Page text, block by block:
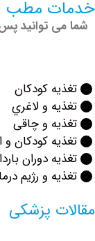
مطب دکتر
توانید پس از
کودکان
و لاغري
و چاقی
كودكان و اطفال
دوران بارداری
و رژيم درماني
پزشکی